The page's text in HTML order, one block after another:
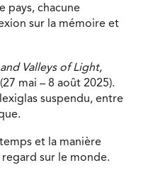
pays, chacune
sur la mémoire et
Valleys of Light,
mai – 8 août 2025).
suspendu, entre
et la manière
sur le monde.